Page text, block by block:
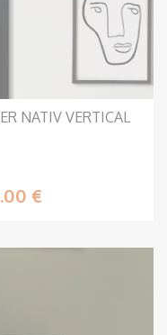
NATIV VERTICAL
€